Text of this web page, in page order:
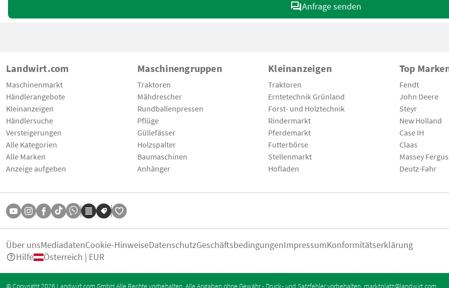
Anfrage senden
Landwirt.com
Maschinenmarkt
Händlerangebote
Kleinanzeigen
Händlersuche
Versteigerungen
Alle Kategorien
Alle Marken
Anzeige aufgeben
Maschinengruppen
Traktoren
Mähdrescher
Rundballenpressen
Pflüge
Güllefässer
Holzspalter
Baumaschinen
Anhänger
Kleinanzeigen
Traktoren
Erntetechnik Grünland
Forst- und Holztechnik
Rindermarkt
Pferdemarkt
Futterbörse
Stellenmarkt
Hofladen
Top
Fendt
John Deere
Steyr
New Holland
Case IH
Claas
Massey
Deutz-Fahr
Über unsMediadatenCookie-HinweiseDatenschutzGeschäftsbedingungenImpressumKonformitätserklärung
Hilfe
Österreich | EUR
© Copyright 2026 Landwirt.com GmbH Alle Rechte vorbehalten. Alle Angaben ohne Gewähr - Druck- und Satzfehler vorbehalten. marktplatz@landwirt.com